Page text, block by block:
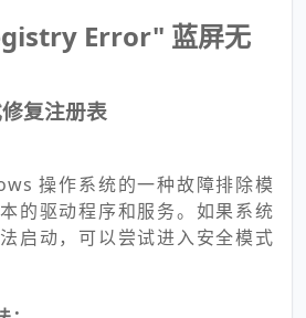
Error" 蓝屏无
复注册表
操作系统的一种故障排除模
的驱动程序和服务。如果系统
启动，可以尝试进入安全模式